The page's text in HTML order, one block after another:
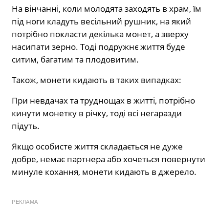
На вінчанні, коли молодята заходять в храм, їм
під ноги кладуть весільний рушник, на який
потрібно покласти декілька монет, а зверху
насипати зерно. Тоді подружнє життя буде
ситим, багатим та плодовитим.
Також, монети кидають в таких випадках:
При невдачах та труднощах в житті, потрібно
кинути монетку в річку, тоді всі негаразди
підуть.
Якщо особисте життя складається не дуже
добре, немає партнера або хочеться повернути
минуле кохання, монети кидають в джерело.
РЕКЛАМА